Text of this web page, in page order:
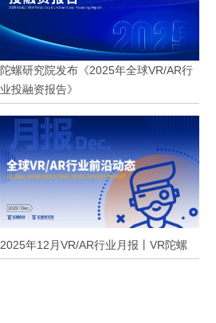
陀螺研究院发布《2025年全球VR/AR行
业投融资报告》
2025年12月VR/AR行业月报丨VR陀螺